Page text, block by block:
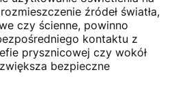
źródeł światła,
czy ścienne, powinno
kontaktu z
prysznicowej czy wokół
bezpieczne